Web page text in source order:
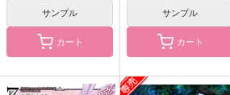
サンプル
カート
サンプル
カート